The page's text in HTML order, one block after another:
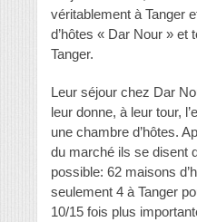
véritablement à Tanger
d’hôtes « Dar Nour » et
Tanger.
Leur séjour chez Dar
leur donne, à leur tour,
une chambre d’hôtes.
du marché ils se disent
possible: 62 maisons
seulement 4 à Tanger
10/15 fois plus